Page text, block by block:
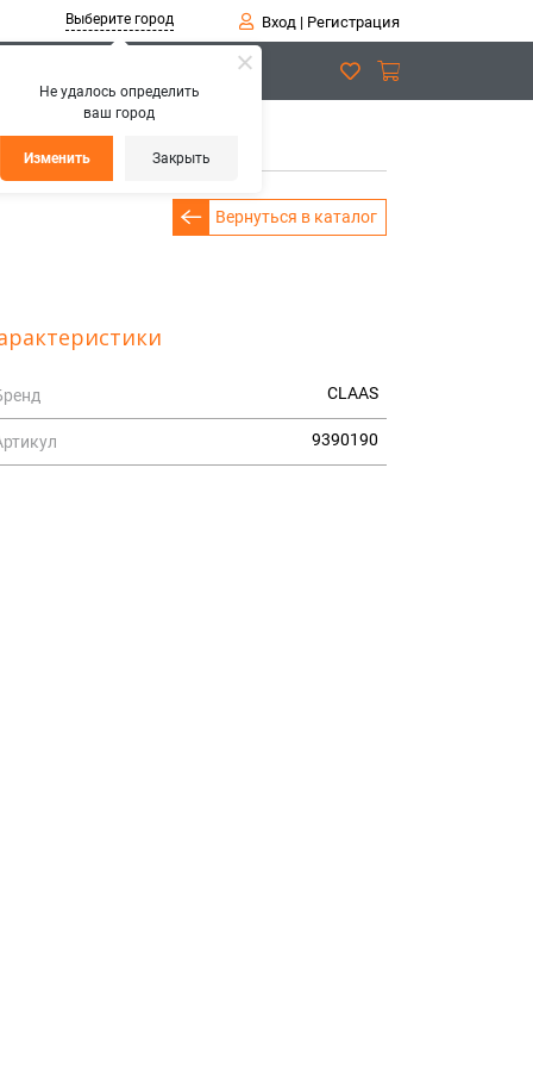
Не удалось определить
ваш город
Изменить Закрыть
Выберите город Вход| Регистрация
Вернуться в каталог
CLAAS
9390190